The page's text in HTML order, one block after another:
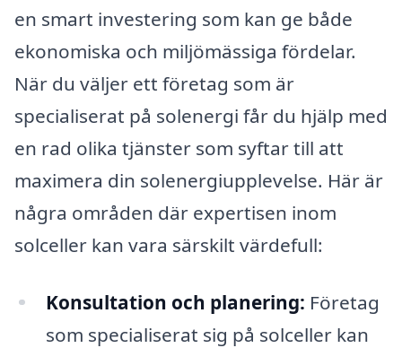
en smart investering som kan ge både
ekonomiska och miljömässiga fördelar.
När du väljer ett företag som är
specialiserat på solenergi får du hjälp med
en rad olika tjänster som syftar till att
maximera din solenergiupplevelse. Här är
några områden där expertisen inom
solceller kan vara särskilt värdefull:
Konsultation och planering: Företag
som specialiserat sig på solceller kan